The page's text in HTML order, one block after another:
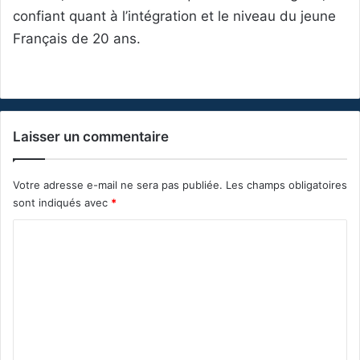
confiant quant à l’intégration et le niveau du jeune
Français de 20 ans.
Laisser un commentaire
Votre adresse e-mail ne sera pas publiée. Les champs obligatoires
sont indiqués avec *